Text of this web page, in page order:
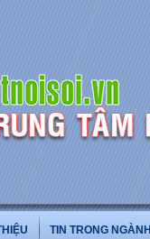
TIN TRONG NGÀNH